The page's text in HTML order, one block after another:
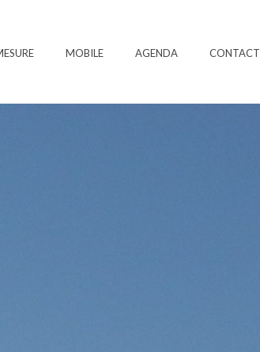
MOBILE AGENDA CONTACT